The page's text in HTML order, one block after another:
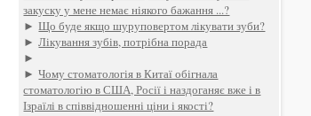
закуску у мене немає ніякого бажання ...?
►Що буде якщо шуруповертом лікувати зуби?
►Лікування зубів, потрібна порада
►
►Чому стоматологія в Китаї обігнала
стоматологію в США, Росії і наздоганяє вже і в
Ізраїлі в співвідношенні ціни і якості?